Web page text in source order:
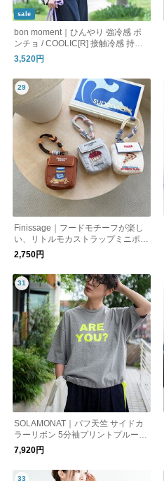
sale
bon moment｜ひんやり 強冷感 ポ
ンチョ / COOLIC[R] 接触冷感 持続
冷感 UVカット99％ UPF50+ 消臭
3,520円
Finissage｜フードモチーフが楽し
い、リトルモカストラップミニポー
チ
2,750円
SOLAMONAT｜パフ天竺 サイドカ
ラーリボン 5分袖プリントプルーオ
ーバー(AREYOU)SMA-PUF-IRO-A
RE
7,920円